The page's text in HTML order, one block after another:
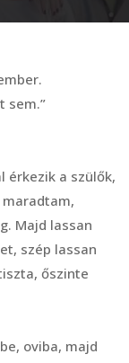
sem.”
érkezik a szülők,
maradtam,
Majd lassan
szép lassan
őszinte
oviba, majd